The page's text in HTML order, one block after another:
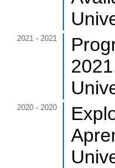
2021 - 2021
2020 - 2020